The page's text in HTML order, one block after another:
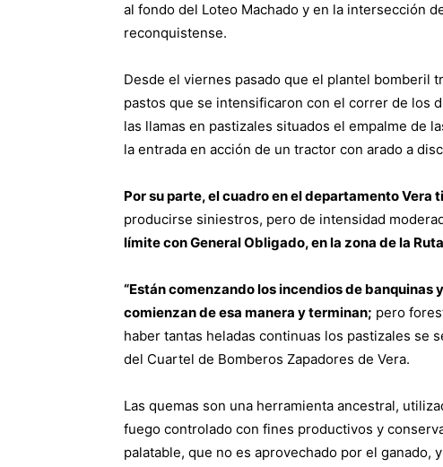
al fondo del Loteo Machado y en la intersección
reconquistense.
Desde el viernes pasado que el plantel bomberil
pastos que se intensificaron con el correr de los
las llamas en pastizales situados el empalme de
la entrada en acción de un tractor con arado a
Por su parte, el cuadro en el departamento Vera
producirse siniestros, pero de intensidad
límite con General Obligado, en la zona de la Ruta
“Están comenzando los incendios de banquinas
comienzan de esa manera y terminan; pero
haber tantas heladas continuas los pastizales se
del Cuartel de Bomberos Zapadores de Vera.
Las quemas son una herramienta ancestral,
fuego controlado con fines productivos y
palatable, que no es aprovechado por el